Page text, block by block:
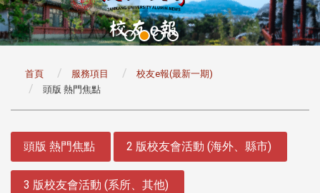
首頁 服務項目
校友e報(最新一期)
頭版 熱門焦點
頭版 熱門焦點 2 版校友會活動 (海外、縣市)
3 版校友會活動 (系所、其他)